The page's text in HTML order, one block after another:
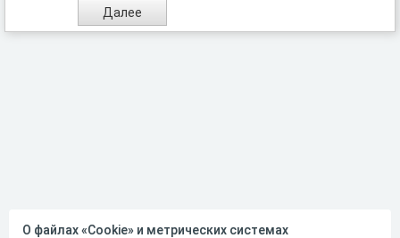
О файлах «Cookie» и метрических системах